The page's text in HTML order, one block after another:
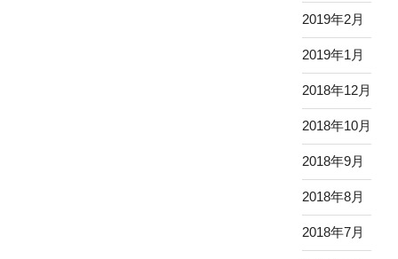
2019年2月
2019年1月
2018年12月
2018年10月
2018年9月
2018年8月
2018年7月